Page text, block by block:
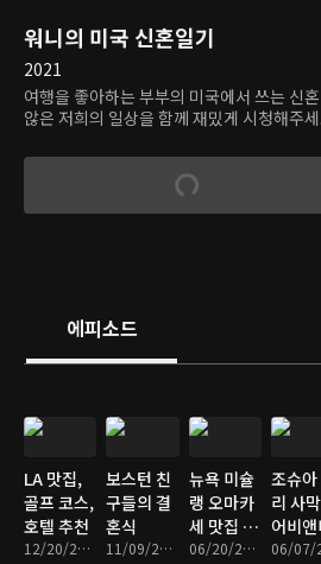
워니의 미국 신혼일기
2021
여행을 좋아하는 부부의 미국에서 쓰는 신
않은 저희의 일상을 함께 재밌게 시청해주
에피소드
LA 맛집,
골프 코스,
호텔 추천
12/20/2022 • 19분
보스턴 친
구들의 결
혼식
11/09/2022 • 15분
뉴욕 미슐
랭 오마카
세 맛집 스
시 나카자
06/20/2022 • 9분
조슈아
리 사
어비앤